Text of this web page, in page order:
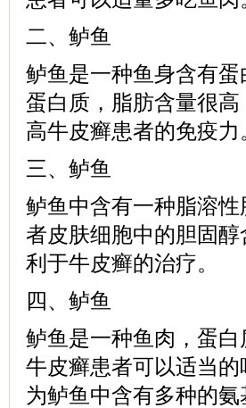
二、鲈鱼
鲈鱼是一种鱼身含有
蛋白质，脂肪含量很
高牛皮癣患者的免疫力
三、鲈鱼
鲈鱼中含有一种脂溶
者皮肤细胞中的胆固
利于牛皮癣的治疗。
四、鲈鱼
鲈鱼是一种鱼肉，蛋
牛皮癣患者可以适当
为鲈鱼中含有多种的